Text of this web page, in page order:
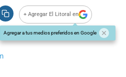
+ Agregar El Litoral en
Agregar a tus medios preferidos en Google